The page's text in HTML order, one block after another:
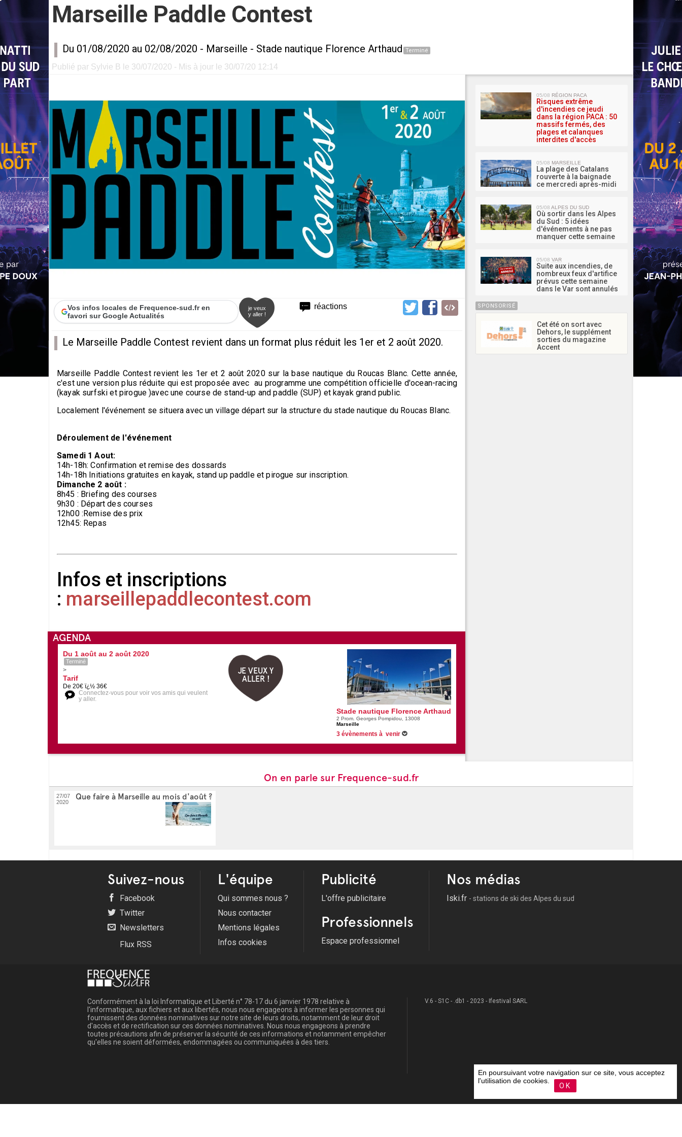
Marseille Paddle Contest
Du 01/08/2020 au 02/08/2020 - Marseille - Stade nautique Florence Arthaud Terminé
Publié par Sylvie B le 30/07/2020 - Mis à jour le 30/07/20 12:14
réactions
Vos infos locales de Frequence-sud.fr en
favori sur Google Actualités
je veux
y aller !
Le Marseille Paddle Contest revient dans un format plus réduit les 1er et 2 août 2020.
Marseille Paddle Contest revient les 1er et 2 août 2020 sur la base nautique du Roucas Blanc. Cette année,
c'est une version plus réduite qui est proposée avec au programme une compétition officielle d'ocean-racing
(kayak surfski et pirogue )avec une course de stand-up and paddle (SUP) et kayak grand public.
Localement l'événement se situera avec un village départ sur la structure du stade nautique du Roucas Blanc.
Déroulement de l'événement
Samedi 1 Aout:
14h-18h: Confirmation et remise des dossards
14h-18h Initiations gratuites en kayak, stand up paddle et pirogue sur inscription.
Dimanche 2 août :
8h45 : Briefing des courses
9h30 : Départ des courses
12h00 :Remise des prix
12h45: Repas
Infos et inscriptions
: marseillepaddlecontest.com
AGENDA
Du 1 août au 2 août 2020
Terminé
>
Tarif
De 20€ ï¿½ 36€
Connectez-vous pour voir vos amis qui veulent
y aller.
JE VEUX Y
ALLER !
Stade nautique Florence Arthaud
2 Prom. Georges Pompidou, 13008
Marseille
3 évènements à venir
MA
05/08 RÉGION PACA
Risques extrême
d'incendies ce jeudi
dans la région PACA : 50
massifs fermés, des
plages et calanques
interdites d'accès
05/08 MARSEILLE
La plage des Catalans
rouverte à la baignade
ce mercredi après-midi
05/08 ALPES DU SUD
Où sortir dans les Alpes
du Sud : 5 idées
d'événements à ne pas
manquer cette semaine
05/08 VAR
Suite aux incendies, de
nombreux feux d'artifice
prévus cette semaine
dans le Var sont annulés
SPONSORISÉ
Cet été on sort avec
Dehors, le supplément
sorties du magazine
Accent
On en parle sur Frequence-sud.fr
27/07
2020
Que faire à Marseille au mois d'août ?
Suivez-nous
Facebook
Twitter
Newsletters
Flux RSS
L'équipe
Qui sommes nous ?
Nous contacter
Mentions légales
Infos cookies
Publicité
L'offre publicitaire
Professionnels
Espace professionnel
Nos médias
Iski.fr - stations de ski des Alpes du sud
Conformément à la loi Informatique et Liberté n° 78-17 du 6 janvier 1978 relative à
l'informatique, aux fichiers et aux libertés, nous nous engageons à informer les personnes qui
fournissent des données nominatives sur notre site de leurs droits, notamment de leur droit
d'accès et de rectification sur ces données nominatives. Nous nous engageons à prendre
toutes précautions afin de préserver la sécurité de ces informations et notamment empêcher
qu'elles ne soient déformées, endommagées ou communiquées à des tiers.
V.6 - S1C - .db1 - 2023 - Ifestival SARL
En poursuivant votre navigation sur ce site, vous acceptez
l'utilisation de cookies.
OK